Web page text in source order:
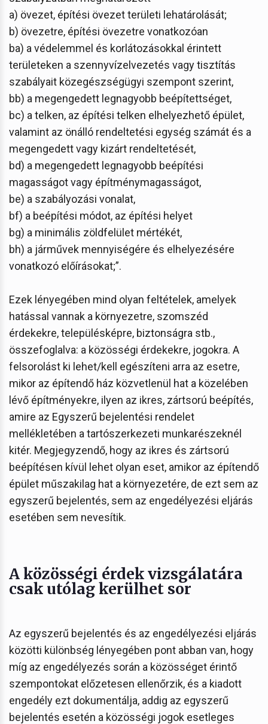
a) övezet, építési övezet területi lehatárolását;
b) övezetre, építési övezetre vonatkozóan
ba) a védelemmel és korlátozásokkal érintett
területeken a szennyvízelvezetés vagy tisztítás
szabályait közegészségügyi szempont szerint,
bb) a megengedett legnagyobb beépítettséget,
bc) a telken, az építési telken elhelyezhető épület,
valamint az önálló rendeltetési egység számát és a
megengedett vagy kizárt rendeltetését,
bd) a megengedett legnagyobb beépítési
magasságot vagy építménymagasságot,
be) a szabályozási vonalat,
bf) a beépítési módot, az építési helyet
bg) a minimális zöldfelület mértékét,
bh) a járművek mennyiségére és elhelyezésére
vonatkozó előírásokat;”.
Ezek lényegében mind olyan feltételek, amelyek
hatással vannak a környezetre, szomszéd
érdekekre, településképre, biztonságra stb.,
összefoglalva: a közösségi érdekekre, jogokra. A
felsorolást ki lehet/kell egészíteni arra az esetre,
mikor az építendő ház közvetlenül hat a közelében
lévő építményekre, ilyen az ikres, zártsorú beépítés,
amire az Egyszerű bejelentési rendelet
mellékletében a tartószerkezeti munkarészeknél
kitér. Megjegyzendő, hogy az ikres és zártsorú
beépítésen kívül lehet olyan eset, amikor az építendő
épület műszakilag hat a környezetére, de ezt sem az
egyszerű bejelentés, sem az engedélyezési eljárás
esetében sem nevesítik.
A közösségi érdek vizsgálatára
csak utólag kerülhet sor
Az egyszerű bejelentés és az engedélyezési eljárás
közötti különbség lényegében pont abban van, hogy
míg az engedélyezés során a közösséget érintő
szempontokat előzetesen ellenőrzik, és a kiadott
engedély ezt dokumentálja, addig az egyszerű
bejelentés esetén a közösségi jogok esetleges